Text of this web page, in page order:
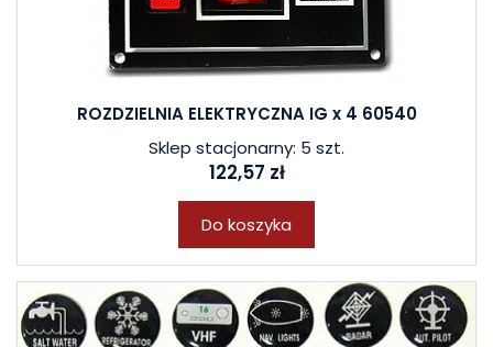
ROZDZIELNIA ELEKTRYCZNA IG x 4 60540
Sklep stacjonarny: 5 szt.
122,57 zł
Do koszyka